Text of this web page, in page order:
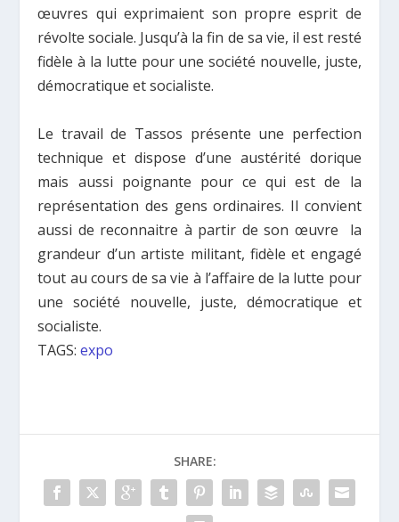
œuvres qui exprimaient son propre esprit de
révolte sociale. Jusqu’à la fin de sa vie, il est resté
fidèle à la lutte pour une société nouvelle, juste,
démocratique et socialiste.
Le travail de Tassos présente une perfection
technique et dispose d’une austérité dorique
mais aussi poignante pour ce qui est de la
représentation des gens ordinaires. Il convient
aussi de reconnaitre à partir de son œuvre la
grandeur d’un artiste militant, fidèle et engagé
tout au cours de sa vie à l’affaire de la lutte pour
une société nouvelle, juste, démocratique et
socialiste.
TAGS:expo
SHARE: